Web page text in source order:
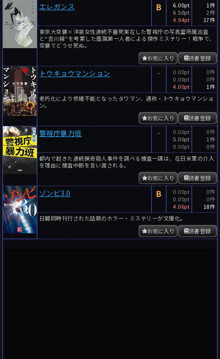
エレガンス B
6.00pt
6.50pt
4.94pt
1件
2件
17件
東京大空襲×洋装女性連続不審死実在した警視庁の写真室所属巡査
と“吉川線”を考案した鑑識第一人者による傑作ミステリー！戦争で、
空襲でどうせ死ぬ。
読書登録
お気に入り
トウキョウマンション -
0.00pt
0.00pt
4.00pt
0件
0件
1件
老朽化により修繕不能となったタワマン、通称・トウキョウマンショ
ン。
読書登録
お気に入り
警視庁暴力班 -
0.00pt
5.00pt
0.00pt
0件
1件
0件
都内で起きた連続猟奇殺人事件を調べる捜査一課は、在日米軍の介入
を理由に捜査中断を言い渡される。
読書登録
お気に入り
ゾンビ3.0 B
0.00pt
0.00pt
4.06pt
0件
0件
18件
日韓同時刊行された話題のホラー・ミステリーが文庫化。
読書登録
お気に入り